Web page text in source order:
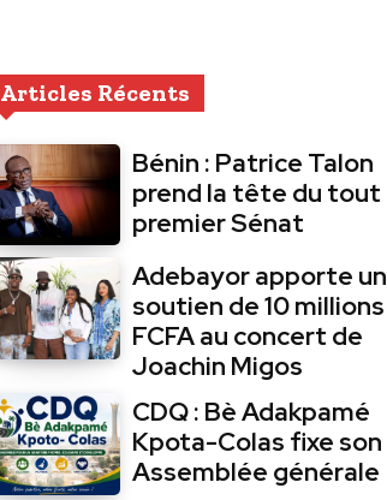
Articles Récents
Bénin : Patrice Talon
prend la tête du tout
premier Sénat
Adebayor apporte un
soutien de 10 millions
FCFA au concert de
Joachin Migos
CDQ : Bè Adakpamé
Kpota-Colas fixe son
Assemblée générale